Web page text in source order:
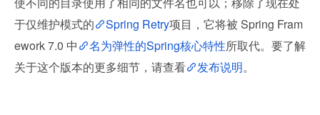
于仅维护模式的
Spring Retry项目，它将被 Spring Fram
ework 7.0 中
名为弹性的Spring核心特性所取代。要了解
关于这个版本的更多细节，请查看
发布说明。